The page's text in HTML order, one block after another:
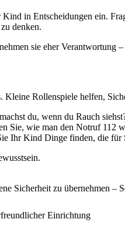
in Entscheidungen ein.
denken.
sie eher Verantwortung
Kleine Rollenspiele helfen,
du, wenn du Rauch
Sie, wie man den Notruf 112
Ihr Kind Dinge finden, die für
Sicherheit zu übernehmen –
Einrichtung